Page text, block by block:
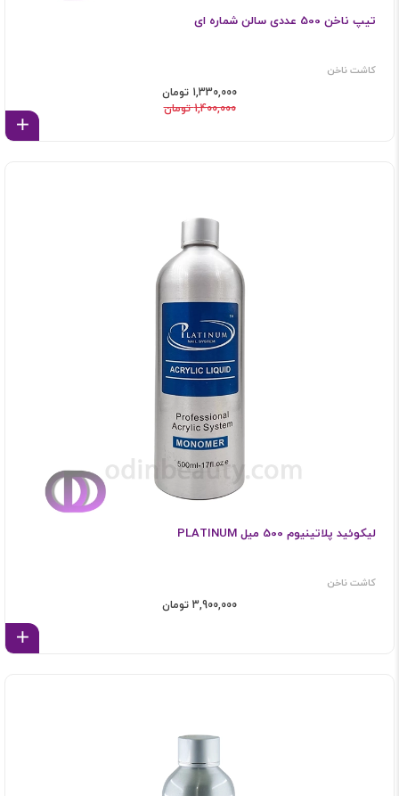
تیپ ناخن 500 عددی سالن شماره ای
کاشت ناخن
1,330,000 تومان
1,400,000 تومان
لیکوئید پلاتینیوم 500 میل PLATINUM
کاشت ناخن
3,900,000 تومان